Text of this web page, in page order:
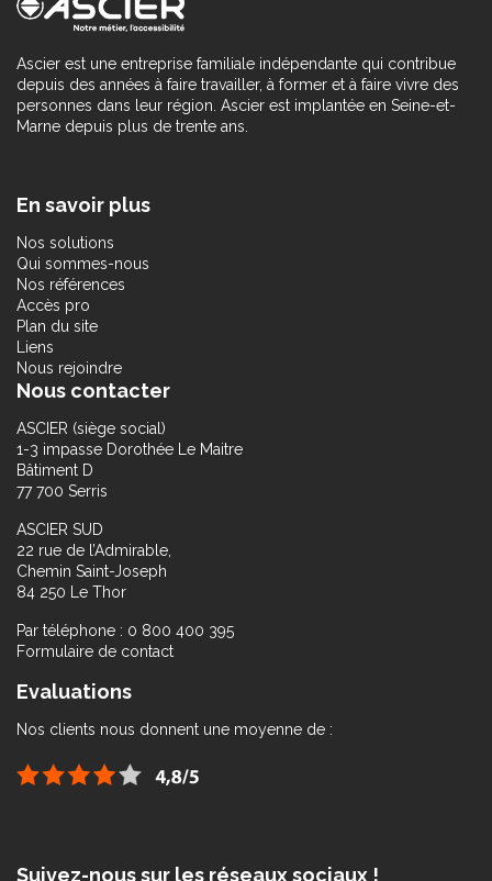
Ascier est une entreprise familiale indépendante qui contribue
depuis des années à faire travailler, à former et à faire vivre des
personnes dans leur région. Ascier est implantée en Seine-et-
Marne depuis plus de trente ans.
En savoir plus
Nos solutions
Qui sommes-nous
Nos références
Accès pro
Plan du site
Liens
Nous rejoindre
Nous contacter
ASCIER (siège social)
1-3 impasse Dorothée Le Maitre
Bâtiment D
77 700 Serris
ASCIER SUD
22 rue de l’Admirable,
Chemin Saint-Joseph
84 250 Le Thor
Par téléphone : 0 800 400 395
Formulaire de contact
Evaluations
Nos clients nous donnent une moyenne de :
Suivez-nous sur les réseaux sociaux !